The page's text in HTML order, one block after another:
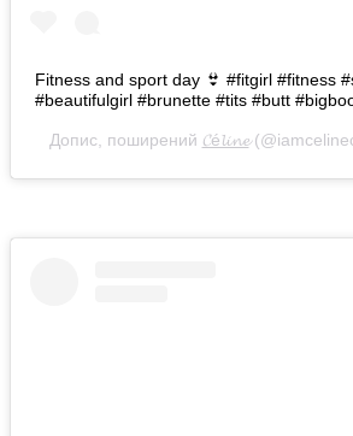
Fitness and sport day 👙 #fitgirl #fitness
#beautifulgirl #brunette #tits #butt
Допис, поширений 𝓒é𝓵𝓲𝓷𝓮